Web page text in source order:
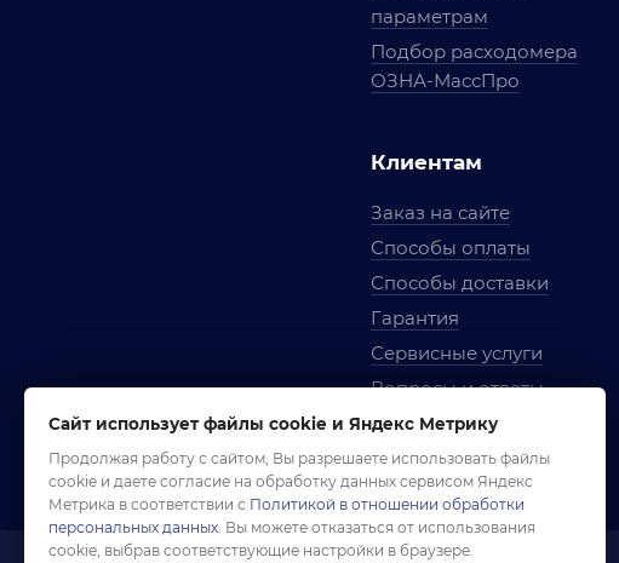
параметрам
Подбор расходомера
ОЗНА-МассПро
Клиентам
Заказ на сайте
Способы оплаты
Способы доставки
Гарантия
Сервисные услуги
Вопросы и ответы
Условия сотрудничества
Правила использования
Сайт использует файлы cookie и Яндекс Метрику
Продолжая работу с сайтом, Вы разрешаете использовать файлы
cookie и даете согласие на обработку данных сервисом Яндекс
Метрика в соответствии с Политикой в отношении обработки
персональных данных. Вы можете отказаться от использования
cookie, выбрав соответствующие настройки в браузере.